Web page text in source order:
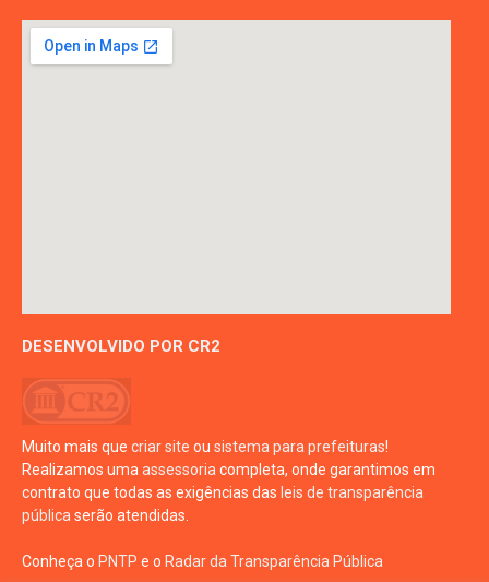
DESENVOLVIDO POR CR2
Muito mais que criar site ou sistema para prefeituras!
Realizamos umaassessoriacompleta, onde garantimos em
contrato que todas as exigências das leis de transparência
públicaserão atendidas.
Conheça o PNTP e o Radar da Transparência Pública